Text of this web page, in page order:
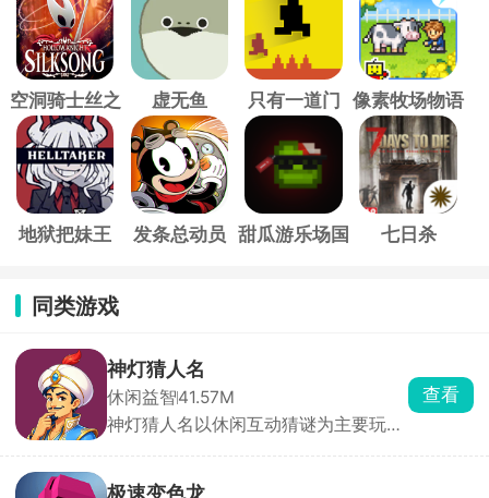
空洞骑士丝之
歌
虚无鱼 只有一道门 像素牧场物语
地狱把妹王 发条总动员
甜瓜游乐场国
七日杀
同类游戏
神灯猜人名
休闲益智41.57M
神灯猜人名以休闲互动猜谜为主要玩
世界中的人物都可以，然后神灯就会开
查看
极速变色龙